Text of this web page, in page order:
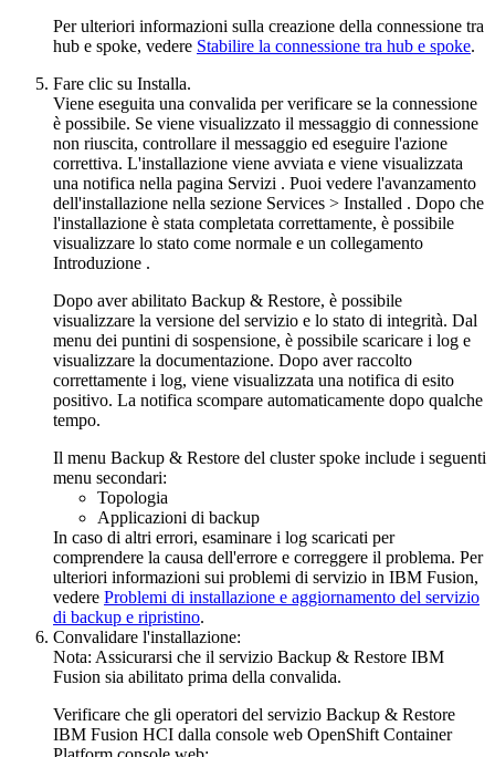
Per ulteriori informazioni sulla creazione della connessione tra
hub e spoke, vedere Stabilire la connessione tra hub e spoke.
Fare clic su Installa.
Viene eseguita una convalida per verificare se la connessione
è possibile. Se viene visualizzato il messaggio di connessione
non riuscita, controllare il messaggio ed eseguire l'azione
correttiva. L'installazione viene avviata e viene visualizzata
una notifica nella pagina Servizi . Puoi vedere l'avanzamento
dell'installazione nella sezione Services > Installed . Dopo che
l'installazione è stata completata correttamente, è possibile
visualizzare lo stato come normale e un collegamento
Introduzione .
Dopo aver abilitato Backup & Restore, è possibile
visualizzare la versione del servizio e lo stato di integrità. Dal
menu dei puntini di sospensione, è possibile scaricare i log e
visualizzare la documentazione. Dopo aver raccolto
correttamente i log, viene visualizzata una notifica di esito
positivo. La notifica scompare automaticamente dopo qualche
tempo.
Il menu Backup & Restore del cluster spoke include i seguenti
menu secondari:
Topologia
Applicazioni di backup
In caso di altri errori, esaminare i log scaricati per
comprendere la causa dell'errore e correggere il problema. Per
ulteriori informazioni sui problemi di servizio in IBM Fusion,
vedere Problemi di installazione e aggiornamento del servizio
di backup e ripristino.
Convalidare l'installazione:
Nota: Assicurarsi che il servizio Backup & Restore IBM
Fusion sia abilitato prima della convalida.
Verificare che gli operatori del servizio Backup & Restore
IBM Fusion HCI dalla console web OpenShift Container